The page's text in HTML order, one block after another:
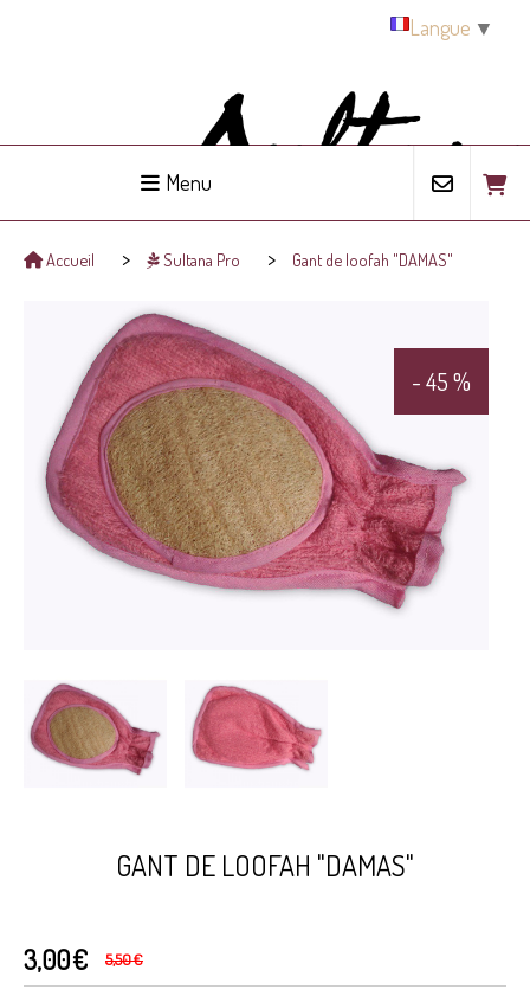
Menu
Accueil Sultana Pro Gant de loofah "DAMAS"
- 45 %
GANT DE LOOFAH "DAMAS"
3,00€ 5,50€
Langue ▼